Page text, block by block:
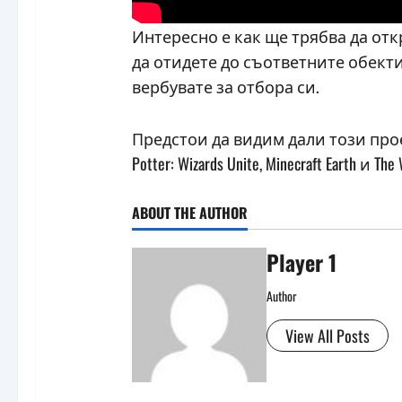
Интересно е как ще трябва да
да отидете до съответните
вербувате за отбора си.
Предстои да видим дали този
Potter: Wizards Unite, Minecraft Earth и The
ABOUT THE AUTHOR
Player 1
Author
View All Posts